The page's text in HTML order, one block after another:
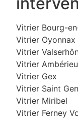
Vitrier Bourg-
Vitrier Oyonnax
Vitrier
Vitrier
Vitrier Gex
Vitrier Saint
Vitrier Miribel
Vitrier Ferney